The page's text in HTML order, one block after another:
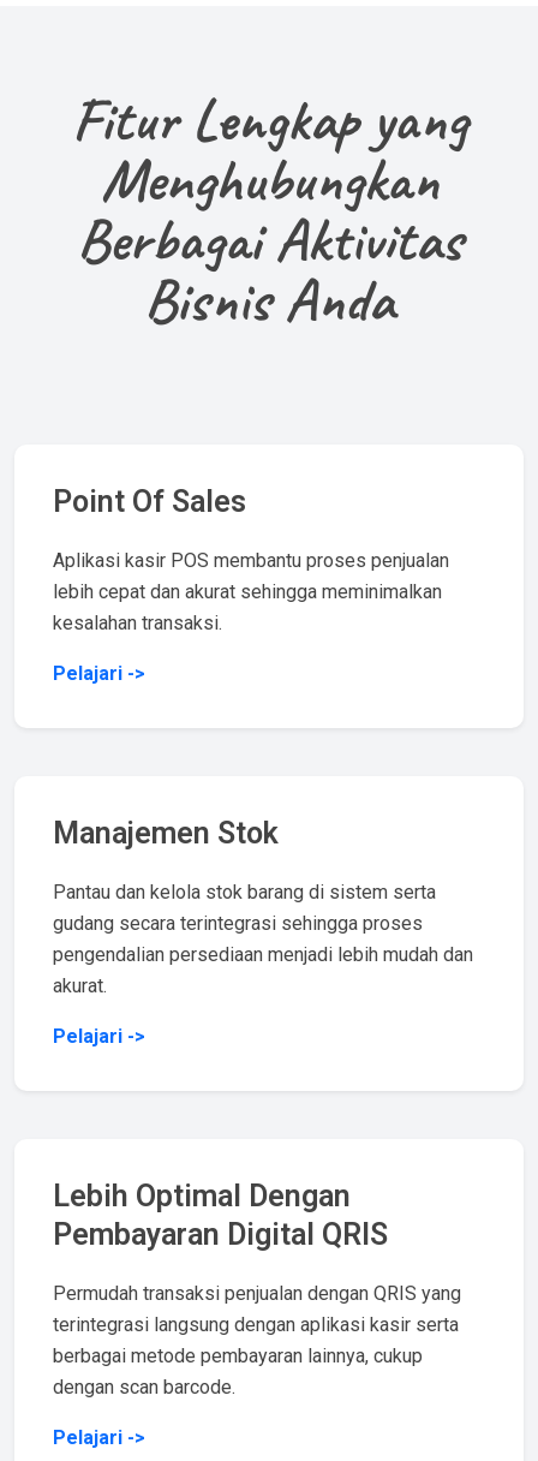
Fitur Lengkap yang
Menghubungkan
Berbagai Aktivitas
Bisnis Anda
Point Of Sales
Aplikasi kasir POS membantu proses penjualan
lebih cepat dan akurat sehingga meminimalkan
kesalahan transaksi.
Pelajari ->
Manajemen Stok
Pantau dan kelola stok barang di sistem serta
gudang secara terintegrasi sehingga proses
pengendalian persediaan menjadi lebih mudah dan
akurat.
Pelajari ->
Lebih Optimal Dengan
Pembayaran Digital QRIS
Permudah transaksi penjualan dengan QRIS yang
terintegrasi langsung dengan aplikasi kasir serta
berbagai metode pembayaran lainnya, cukup
dengan scan barcode.
Pelajari ->